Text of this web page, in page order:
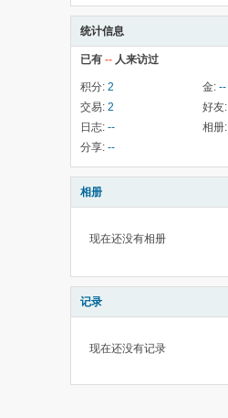
统计信息
已有 -- 人来访过
积分: 2 金: --
交易: 2 好友:
日志: -- 相册:
分享: --
相册
现在还没有相册
记录
现在还没有记录